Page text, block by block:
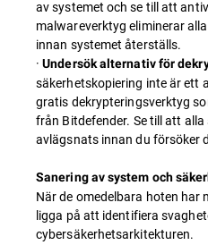
av systemet och se till att
malwareverktyg eliminerar
innan systemet återställs.
·Undersök alternativ för
säkerhetskopiering inte är ett
gratis dekrypteringsverktyg
från Bitdefender. Se till att
avlägsnats innan du försöker
Sanering av system och
När de omedelbara hoten
ligga på att identifiera
cybersäkerhetsarkitekturen.